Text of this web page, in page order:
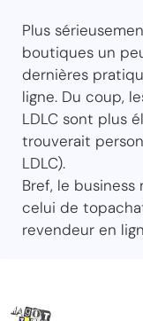
Plus
boutiques un
dernières
ligne. Du coup,
LDLC sont plus
trouverait
LDLC).
Bref, le
celui de
revendeur en